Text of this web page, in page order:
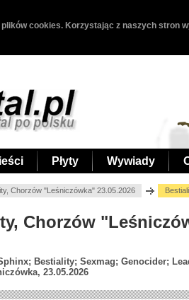
cookies. Korzystając z naszych stron
Płyty Wywiady
Chorzów "Leśniczówka" 23.05.2026
Chorzów
Bestiality; Sexmag; Genocider;
23.05.2026